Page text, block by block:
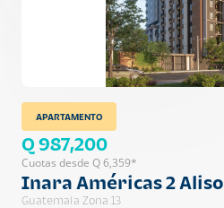
APARTAMENTO
Q 987,200
Cuotas desde Q 6,359*
Inara Américas 2 Aliso
Guatemala Zona 13